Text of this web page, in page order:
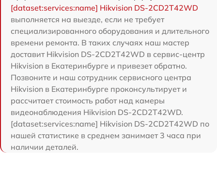
[dataset:services:name] Hikvision DS-2CD2T42WD
выполняется на выезде, если не требует
специализированного оборудования и длительного
времени ремонта. В таких случаях наш мастер
доставит Hikvision DS-2CD2T42WD в сервис-центр
Hikvision в Екатеринбурге и привезет обратно.
Позвоните и наш сотрудник сервисного центра
Hikvision в Екатеринбурге проконсультирует и
рассчитает стоимость работ над камеры
видеонаблюдения Hikvision DS-2CD2T42WD.
[dataset:services:name] Hikvision DS-2CD2T42WD по
нашей статистике в среднем занимает 3 часа при
наличии деталей.